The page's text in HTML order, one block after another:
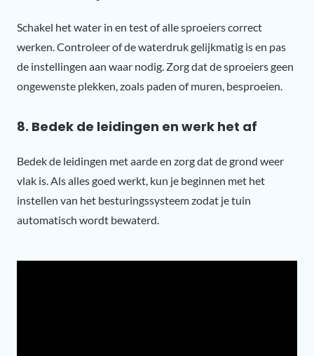
Schakel het water in en test of alle sproeiers correct
werken. Controleer of de waterdruk gelijkmatig is en pas
de instellingen aan waar nodig. Zorg dat de sproeiers geen
ongewenste plekken, zoals paden of muren, besproeien.
8. Bedek de leidingen en werk het af
Bedek de leidingen met aarde en zorg dat de grond weer
vlak is. Als alles goed werkt, kun je beginnen met het
instellen van het besturingssysteem zodat je tuin
automatisch wordt bewaterd.